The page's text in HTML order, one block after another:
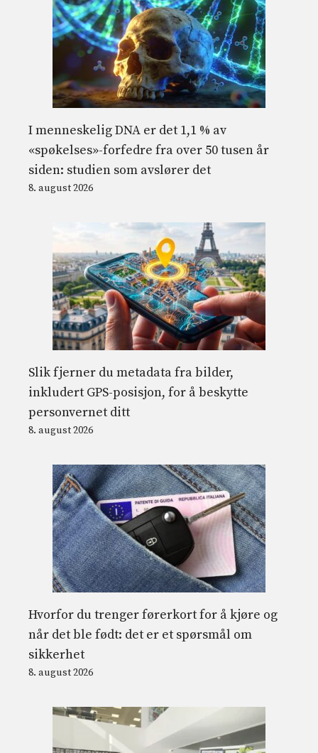
I menneskelig DNA er det 1,1 % av
«spøkelses»-forfedre fra over 50 tusen år
siden: studien som avslører det
8. august 2026
Slik fjerner du metadata fra bilder,
inkludert GPS-posisjon, for å beskytte
personvernet ditt
8. august 2026
Hvorfor du trenger førerkort for å kjøre og
når det ble født: det er et spørsmål om
sikkerhet
8. august 2026